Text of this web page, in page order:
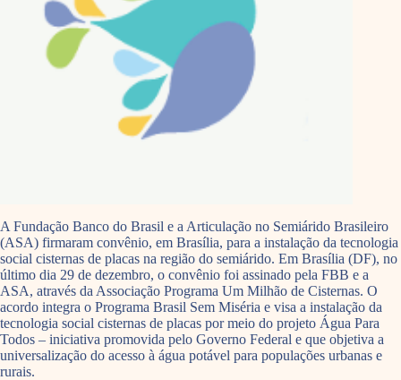
A Fundação Banco do Brasil e a Articulação no Semiárido Brasileiro
(ASA) firmaram convênio, em Brasília, para a instalação da tecnologia
social cisternas de placas na região do semiárido. Em Brasília (DF), no
último dia 29 de dezembro, o convênio foi assinado pela FBB e a
ASA, através da Associação Programa Um Milhão de Cisternas. O
acordo integra o Programa Brasil Sem Miséria e visa a instalação da
tecnologia social cisternas de placas por meio do projeto Água Para
Todos – iniciativa promovida pelo Governo Federal e que objetiva a
universalização do acesso à água potável para populações urbanas e
rurais.